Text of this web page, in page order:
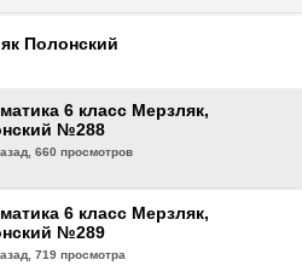
Полонский
789 просмотров
6 класс Мерзляк,
№288
660 просмотров
6 класс Мерзляк,
№289
719 просмотра